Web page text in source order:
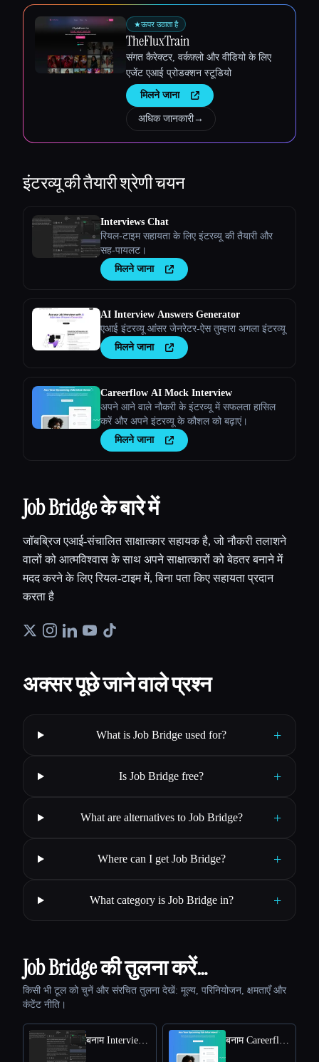
★ऊपर उठाता है
TheFluxTrain
संगत कैरेक्टर, वर्कफ़्लो और वीडियो के लिए
एजेंट एआई प्रोडक्शन स्टूडियो
मिलने जाना
अधिक जानकारी→
इंटरव्यू की तैयारीश्रेणी चयन
Interviews Chat
रियल-टाइम सहायता के लिए इंटरव्यू की तैयारी और
सह-पायलट।
मिलने जाना
AI Interview Answers Generator
एआई इंटरव्यू आंसर जेनरेटर-ऐस तुम्हारा अगला इंटरव्यू
मिलने जाना
Careerflow AI Mock Interview
अपने आने वाले नौकरी के इंटरव्यू में सफलता हासिल
करें और अपने इंटरव्यू के कौशल को बढ़ाएं।
मिलने जाना
Job Bridge के बारे में
जॉबब्रिज एआई-संचालित साक्षात्कार सहायक है, जो नौकरी तलाशने
वालों को आत्मविश्वास के साथ अपने साक्षात्कारों को बेहतर बनाने में
मदद करने के लिए रियल-टाइम में, बिना पता किए सहायता प्रदान
करता है
अक्सर पूछे जाने वाले प्रश्न
What is Job Bridge used for? +
Is Job Bridge free? +
What are alternatives to Job Bridge? +
Where can I get Job Bridge? +
What category is Job Bridge in? +
Job Bridge की तुलना करें…
किसी भी टूल को चुनें और संरचित तुलना देखें: मूल्य, परिनियोजन, क्षमताएँ और
कंटेंट नीति।
बनाम Interviews Chat बनाम Careerflow AI Mock Interview